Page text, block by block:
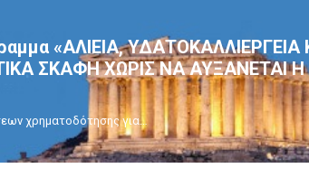
«ΑΛΙΕΙΑ, ΥΔΑΤΟΚΑΛΛΙΕΡΓΕΙΑ
ΣΚΑΦΗ ΧΩΡΙΣ ΝΑ ΑΥΞΑΝΕΤΑΙ Η
χρηματοδότησης για…